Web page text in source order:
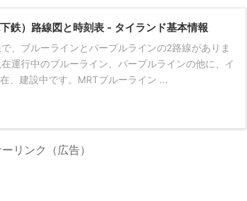
鉄）路線図と時刻表 - タイランド基本情報
、ブルーラインとパープルラインの2路線がありま
運行中のブルーライン、パープルラインの他に、イ
、建設中です。MRTブルーライン ...
リンク（広告）